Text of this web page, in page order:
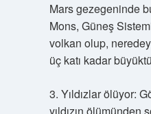
Mars gezegeninde
Mons, Güneş
volkan olup,
üç katı kadar
3. Yıldızlar ölüyor: